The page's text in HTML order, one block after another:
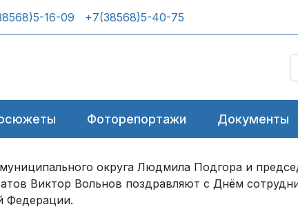
16-09 +7(38568)5-40-75
Фоторепортажи Документы
округа Людмила Подгора и
Виктор Вольнов поздравляют с Днём
Федерации.